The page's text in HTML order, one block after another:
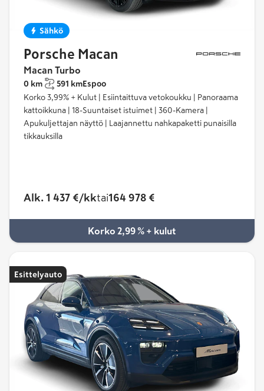
Sähkö
Porsche Macan
Macan Turbo
0 km 591 kmEspoo
Korko 3,99% + Kulut | Esiintaittuva vetokoukku | Panoraama
kattoikkuna | 18-Suuntaiset istuimet | 360-Kamera |
Apukuljettajan näyttö | Laajannettu nahkapaketti punaisilla
tikkauksilla
Alk. 1 437 €/kktai164 978 €
Korko 2,99 % + kulut
Esittelyauto